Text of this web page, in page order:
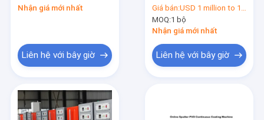
Vacuum Coating
Nhận giá mới nhất
Liên hệ với bây giờ
Sputtering PVD
Machine
Manufacturer
Giá bán:USD 1 million to 10 million
MOQ:1 bộ
Nhận giá mới nhất
Liên hệ với bây giờ